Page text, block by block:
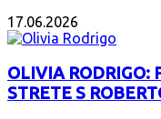
17.06.2026
OLIVIA RODRIGO:
STRETE S